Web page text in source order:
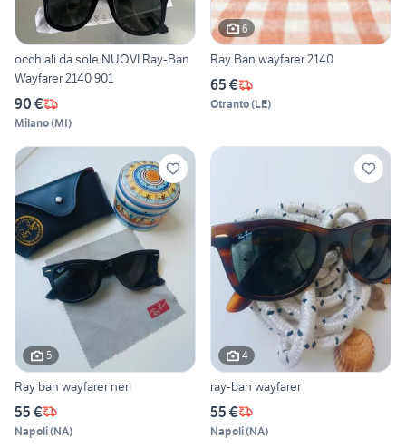
occhiali da sole NUOVI Ray-Ban
Wayfarer 2140 901
90 €
Milano(MI)
6
Ray Ban wayfarer 2140
65 €
Otranto(LE)
5
Ray ban wayfarer neri
55 €
Napoli(NA)
4
ray-ban wayfarer
55 €
Napoli(NA)